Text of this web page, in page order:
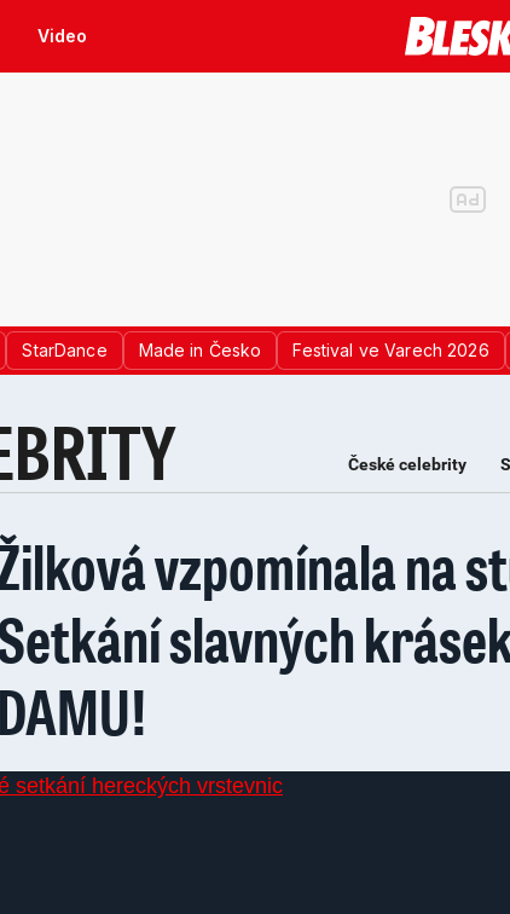
Video
StarDance Made in Česko Festival ve Varech 2026
České celebrity
vzpomínala na
slavných
DAMU!